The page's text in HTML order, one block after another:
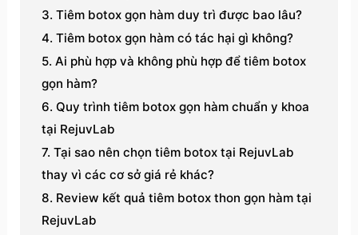
Tiêm botox gọn hàm duy trì được bao lâu?
Tiêm botox gọn hàm có tác hại gì không?
Ai phù hợp và không phù hợp để tiêm botox
gọn hàm?
Quy trình tiêm botox gọn hàm chuẩn y khoa
tại RejuvLab
Tại sao nên chọn tiêm botox tại RejuvLab
thay vì các cơ sở giá rẻ khác?
Review kết quả tiêm botox thon gọn hàm tại
RejuvLab